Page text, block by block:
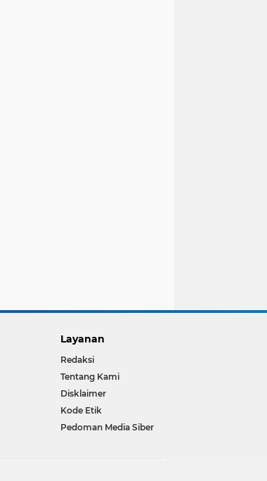
Layanan
Redaksi
Tentang Kami
Disklaimer
Kode Etik
Pedoman Media Siber